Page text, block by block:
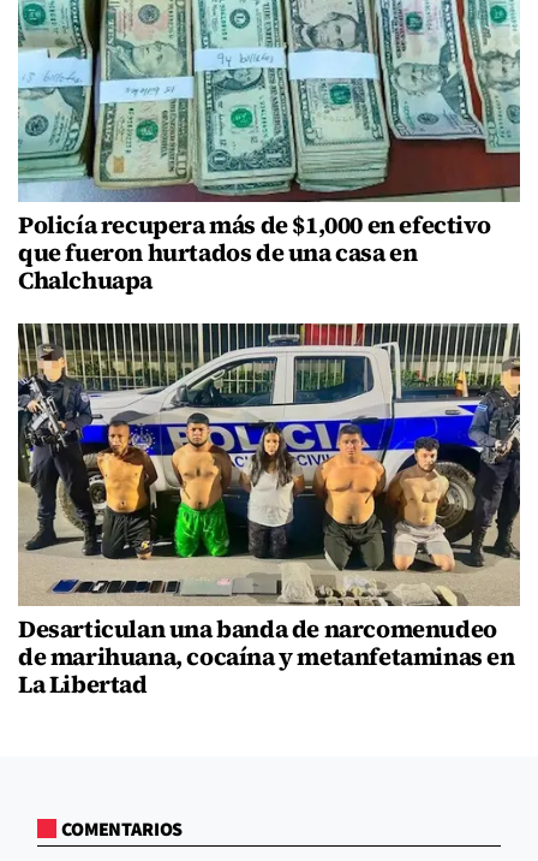
Policía recupera más de $1,000 en efectivo
que fueron hurtados de una casa en
Chalchuapa
Desarticulan una banda de narcomenudeo
de marihuana, cocaína y metanfetaminas en
La Libertad
COMENTARIOS